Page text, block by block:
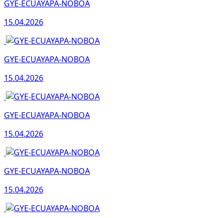
GYE-ECUAYAPA-NOBOA
15.04.2026
GYE-ECUAYAPA-NOBOA
15.04.2026
GYE-ECUAYAPA-NOBOA
15.04.2026
GYE-ECUAYAPA-NOBOA
15.04.2026